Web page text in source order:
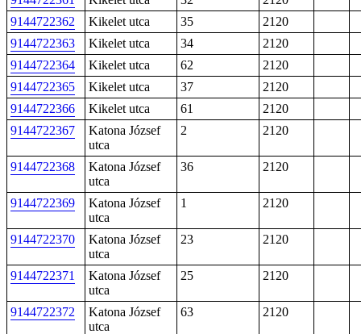
9144722362
Kikelet utca 35
2120
9144722363
Kikelet utca 34
2120
9144722364
Kikelet utca 62
2120
9144722365
Kikelet utca 37
2120
9144722366
Kikelet utca 61
2120
9144722367
Katona József
utca
2 2120
9144722368
Katona József
utca
36 2120
9144722369
Katona József
utca
1 2120
9144722370
Katona József
utca
23 2120
9144722371
Katona József
utca
25 2120
9144722372
Katona József
utca
63 2120